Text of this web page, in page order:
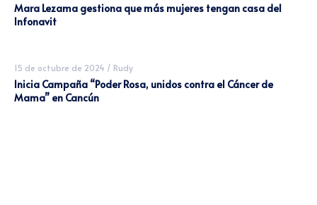
Mara Lezama gestiona que más mujeres tengan casa del
Infonavit
15 de octubre de 2024 / Rudy
Inicia Campaña “Poder Rosa, unidos contra el Cáncer de
Mama” en Cancún